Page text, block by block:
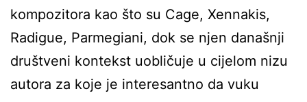
kompozitora kao što su Cage, Xennakis,
Radigue, Parmegiani, dok se njen današnji
društveni kontekst uobličuje u cijelom nizu
autora za koje je interesantno da vuku